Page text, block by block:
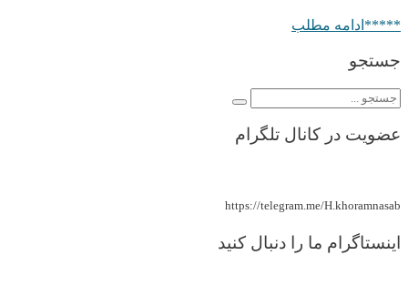
*****ادامه مطلب
جستجو
عضویت در کانال تلگرام
https://telegram.me/H.khoramnasab
اینستاگرام ما را دنبال کنید